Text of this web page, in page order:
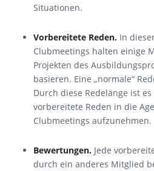
Situationen.
Vorbereitete Reden.In
Clubmeetings halten einige
Projekten des
basieren. Eine „normale“
Durch diese Redelänge ist
vorbereitete Reden in die
Clubmeetings aufzunehmen.
Bewertungen.Jede
durch ein anderes Mitglied